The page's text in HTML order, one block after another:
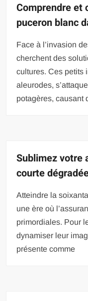
Comprendre
puceron blanc
Face à l’invasion
cherchent des
cultures. Ces petits
aleurodes,
potagères, causant
Sublimez votre
courte
Atteindre la
une ère où
primordiales. Pour
dynamiser leur
présente comme